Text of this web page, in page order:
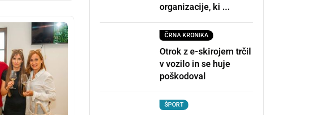
organizacije, ki ...
ČRNA KRONIKA
Otrok z e-skirojem trčil
v vozilo in se huje
poškodoval
ŠPORT